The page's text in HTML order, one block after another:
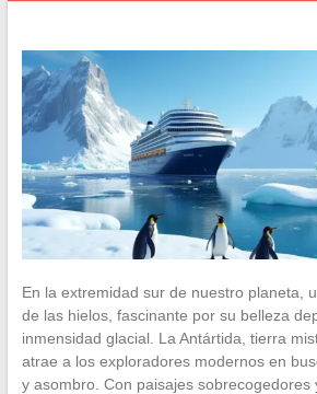
En la extremidad sur de nuestro planeta,
de las hielos, fascinante por su belleza
inmensidad glacial. La Antártida, tierra
atrae a los exploradores modernos en
y asombro. Con paisajes sobrecogedores